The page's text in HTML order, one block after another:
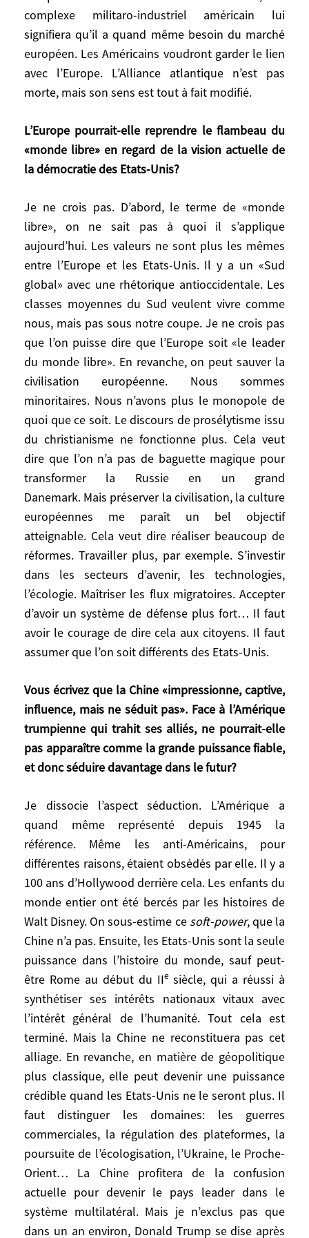
complexe militaro-industriel américain lui
signifiera qu’il a quand même besoin du marché
européen. Les Américains voudront garder le lien
avec l’Europe. L’Alliance atlantique n’est pas
morte, mais son sens est tout à fait modifié.
L’Europe pourrait-elle reprendre le flambeau du
«monde libre» en regard de la vision actuelle de
la démocratie des Etats-Unis?
Je ne crois pas. D’abord, le terme de «monde
libre», on ne sait pas à quoi il s’applique
aujourd’hui. Les valeurs ne sont plus les mêmes
entre l’Europe et les Etats-Unis. Il y a un «Sud
global» avec une rhétorique antioccidentale. Les
classes moyennes du Sud veulent vivre comme
nous, mais pas sous notre coupe. Je ne crois pas
que l’on puisse dire que l’Europe soit «le leader
du monde libre». En revanche, on peut sauver la
civilisation européenne. Nous sommes
minoritaires. Nous n’avons plus le monopole de
quoi que ce soit. Le discours de prosélytisme issu
du christianisme ne fonctionne plus. Cela veut
dire que l’on n’a pas de baguette magique pour
transformer la Russie en un grand
Danemark. Mais préserver la civilisation, la culture
européennes me paraît un bel objectif
atteignable. Cela veut dire réaliser beaucoup de
réformes. Travailler plus, par exemple. S’investir
dans les secteurs d’avenir, les technologies,
l’écologie. Maîtriser les flux migratoires. Accepter
d’avoir un système de défense plus fort… Il faut
avoir le courage de dire cela aux citoyens. Il faut
assumer que l’on soit différents des Etats-Unis.
Vous écrivez que la Chine «impressionne, captive,
influence, mais ne séduit pas». Face à l’Amérique
trumpienne qui trahit ses alliés, ne pourrait-elle
pas apparaître comme la grande puissance fiable,
et donc séduire davantage dans le futur?
Je dissocie l’aspect séduction. L’Amérique a
quand même représenté depuis 1945 la
référence. Même les anti-Américains, pour
différentes raisons, étaient obsédés par elle. Il y a
100 ans d’Hollywood derrière cela. Les enfants du
monde entier ont été bercés par les histoires de
Walt Disney. On sous-estime ce soft-power, que la
Chine n’a pas. Ensuite, les Etats-Unis sont la seule
puissance dans l’histoire du monde, sauf peut-
être Rome au début du IIesiècle, qui a réussi à
synthétiser ses intérêts nationaux vitaux avec
l’intérêt général de l’humanité. Tout cela est
terminé. Mais la Chine ne reconstituera pas cet
alliage. En revanche, en matière de géopolitique
plus classique, elle peut devenir une puissance
crédible quand les Etats-Unis ne le seront plus. Il
faut distinguer les domaines: les guerres
commerciales, la régulation des plateformes, la
poursuite de l’écologisation, l’Ukraine, le Proche-
Orient… La Chine profitera de la confusion
actuelle pour devenir le pays leader dans le
système multilatéral. Mais je n’exclus pas que
dans un an environ, Donald Trump se dise après
bataille des valeurs. Ce qu’a dit J.D. Vance
est assez proche de ce que racontait
Alexandre Soljenitsyne(NDLR: écrivain
russe et dissident soviétique, 1918-2008)à
la fin de sa vie: «L’Occident est fichu parce
chrétiennes.» J.D. Vance affirme qu’il n’a
pas les mêmes valeurs. On ne peut donc
plus parler d’Occident. Par contre, il y a
encore une Alliance atlantique, et une
casser complètement? A un moment
donné, le complexe militaro-industriel
américain lui signifiera qu’il a quand même
besoin du marché européen. Les
Américains voudront garder le lien avec
l’Europe. L’Alliance atlantique n’est pas
morte, mais son sens est tout à fait
modifié.
L’Europe pourrait-elle reprendre le
flambeau du «monde libre» en regard de la
vision actuelle de la démocratie des Etats-
Unis?
Je ne crois pas. D’abord, le terme de
«monde libre», on ne sait pas à quoi il
s’applique aujourd’hui. Les valeurs ne sont
plus les mêmes entre l’Europe et les Etats-
Unis. Il y a un «Sud global» avec une
rhétorique antioccidentale. Les classes
moyennes du Sud veulent vivre comme
nous, mais pas sous notre coupe. Je ne
crois pas que l’on puisse dire que l’Europe
soit «le leader du monde libre». En
revanche, on peut sauver la civilisation
Nous n’avons plus le monopole de quoi
que ce soit. Le discours de prosélytisme
issu du christianisme ne fonctionne plus.
Cela veut dire que l’on n’a pas de baguette
magique pour transformer la Russie en un
grand Danemark. Mais préserver la
paraît un bel objectif atteignable. Cela veut
dire réaliser beaucoup de réformes.
Travailler plus, par exemple. S’investir
dans les secteurs d’avenir, les
technologies, l’écologie. Maîtriser les flux
migratoires. Accepter d’avoir un système
de défense plus fort… Il faut avoir le
courage de dire cela aux citoyens. Il faut
assumer que l’on soit différents des Etats-
Vous écrivez que la Chine «impressionne,
captive, influence, mais ne séduit pas».
Face à l’Amérique trumpienne qui trahit
ses alliés, ne pourrait-elle pas apparaître
comme la grande puissance fiable, et donc
séduire davantage dans le futur?
Je dissocie l’aspect séduction. L’Amérique
a quand même représenté depuis 1945 la
référence. Même les anti-Américains, pour
différentes raisons, étaient obsédés par
elle. Il y a 100 ans d’Hollywood derrière
cela. Les enfants du monde entier ont été